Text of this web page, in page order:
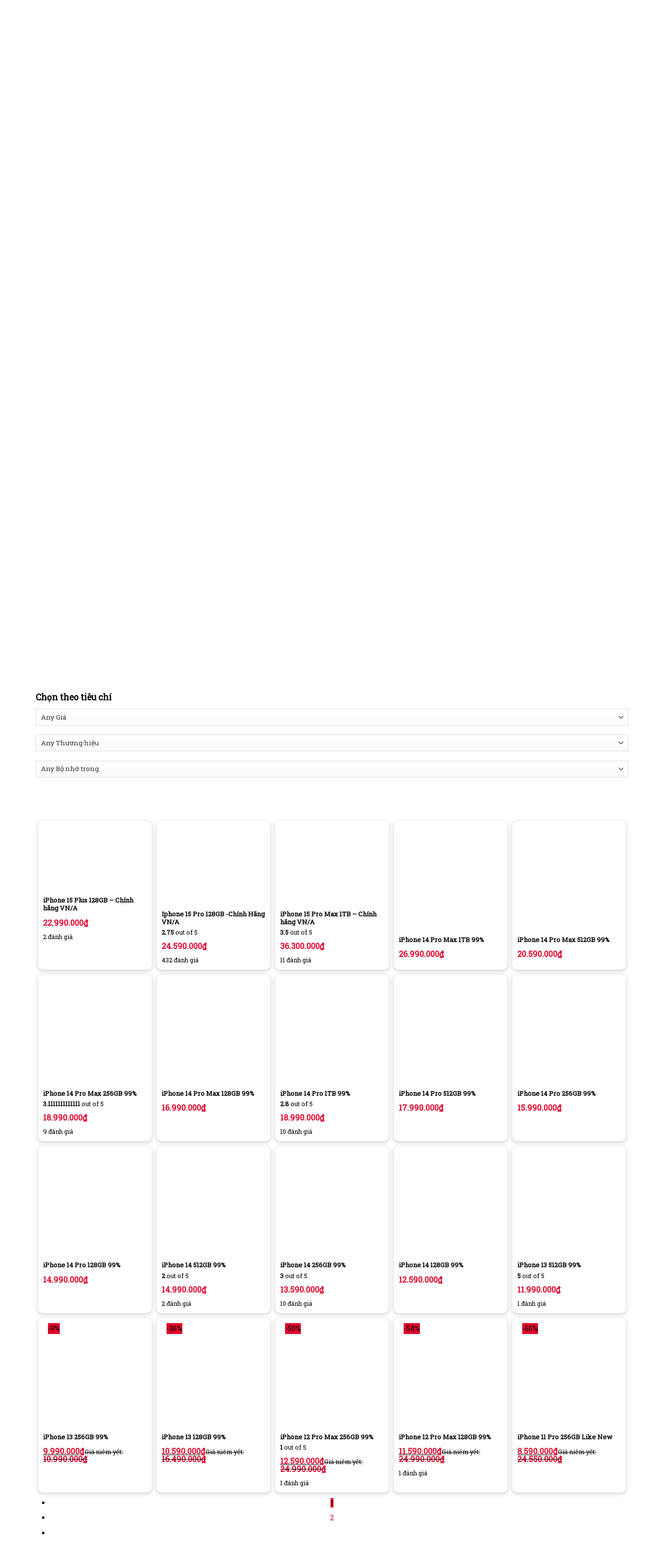
Chọn theo tiêu chí
iPhone 15 Plus 128GB – Chính
hãng VN/A
22.990.000₫
2 đánh giá
Iphone 15 Pro 128GB -Chính Hãng
VN/A
2.75out of 5
24.590.000₫
432 đánh giá
iPhone 15 Pro Max 1TB – Chính
hãng VN/A
3.5out of 5
36.300.000₫
11 đánh giá
iPhone 14 Pro Max 1TB 99%
26.990.000₫
iPhone 14 Pro Max 512GB 99%
20.590.000₫
iPhone 14 Pro Max 256GB 99%
3.1111111111111out of 5
18.990.000₫
9 đánh giá
iPhone 14 Pro Max 128GB 99%
16.990.000₫
iPhone 14 Pro 1TB 99%
2.8out of 5
18.990.000₫
10 đánh giá
iPhone 14 Pro 512GB 99%
17.990.000₫
iPhone 14 Pro 256GB 99%
15.990.000₫
iPhone 14 Pro 128GB 99%
14.990.000₫
iPhone 14 512GB 99%
2out of 5
14.990.000₫
2 đánh giá
iPhone 14 256GB 99%
3out of 5
13.590.000₫
10 đánh giá
iPhone 14 128GB 99%
12.590.000₫
iPhone 13 512GB 99%
5out of 5
11.990.000₫
1 đánh giá
-9%
iPhone 13 256GB 99%
9.990.000₫Giá niêm yết:
10.990.000₫
-36%
iPhone 13 128GB 99%
10.590.000₫Giá niêm yết:
16.490.000₫
-50%
iPhone 12 Pro Max 256GB 99%
1out of 5
12.590.000₫Giá niêm yết:
24.990.000₫
1 đánh giá
-54%
iPhone 12 Pro Max 128GB 99%
11.590.000₫Giá niêm yết:
24.990.000₫
1 đánh giá
-66%
iPhone 11 Pro 256GB Like New
8.590.000₫Giá niêm yết:
24.550.000₫
1
2